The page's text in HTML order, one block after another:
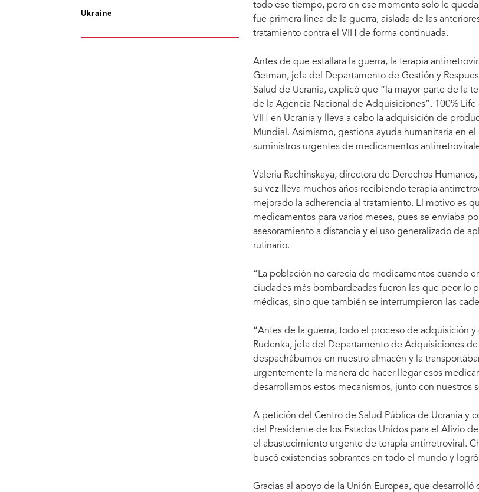
todo ese tiempo, pero en ese momento solo le
fue primera línea de la guerra, aislada de las
tratamiento contra el VIH de forma continuada.
Antes de que estallara la guerra, la terapia
Getman, jefa del Departamento de Gestión y
Salud de Ucrania, explicó que “la mayor parte de la
de la Agencia Nacional de Adquisiciones”. 100%
VIH en Ucrania y lleva a cabo la adquisición de
Mundial. Asimismo, gestiona ayuda humanitaria en
suministros urgentes de medicamentos
Valeria Rachinskaya, directora de Derechos
su vez lleva muchos años recibiendo terapia
mejorado la adherencia al tratamiento. El motivo es
medicamentos para varios meses, pues se enviaba
asesoramiento a distancia y el uso generalizado de
rutinario.
“La población no carecía de medicamentos cuando
ciudades más bombardeadas fueron las que peor lo
médicas, sino que también se interrumpieron las
“Antes de la guerra, todo el proceso de adquisición
Rudenka, jefa del Departamento de Adquisiciones
despachábamos en nuestro almacén y la
urgentemente la manera de hacer llegar esos
desarrollamos estos mecanismos, junto con nuestros
A petición del Centro de Salud Pública de Ucrania y
del Presidente de los Estados Unidos para el Alivio
el abastecimiento urgente de terapia antirretroviral.
buscó existencias sobrantes en todo el mundo y
Gracias al apoyo de la Unión Europea, que
Ukraine